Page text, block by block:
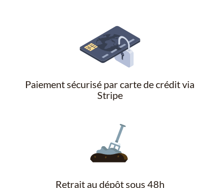
Paiement sécurisé par carte de crédit via
Stripe
Retrait au dépôt sous 48h